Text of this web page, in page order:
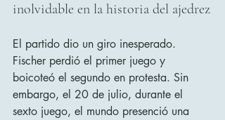
inolvidable en la historia del ajedrez
El partido dio un giro inesperado.
Fischer perdió el primer juego y
boicoteó el segundo en protesta. Sin
embargo, el 20 de julio, durante el
sexto juego, el mundo presenció una